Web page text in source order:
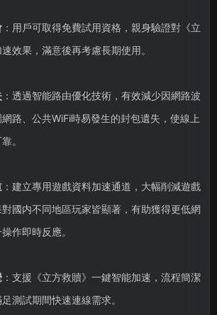
：用戶可取得免費試用資格，親身驗證對《立
效果，滿意後再考慮長期使用。
：透過智能路由優化技術，有效減少因網路波
路、公共WiFi時易發生的封包遺失，使線上
。
：建立專用遊戲資料加速通道，大幅削減遊戲
國内不同地區玩家皆顯著，有助獲得更低網
作即時反應。
：支援《立方救贖》一鍵智能加速，流程簡潔
測試期間快速連線需求。